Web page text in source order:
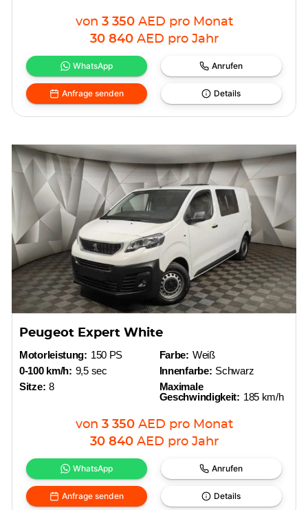
von 3 350 AED pro Monat
30 840 AED pro Jahr
WhatsApp Anrufen
Anfrage senden Details
Peugeot Expert White
Motorleistung: 150 PS
0-100 km/h: 9,5 sec
Sitze: 8
Farbe: Weiß
Innenfarbe: Schwarz
Maximale
Geschwindigkeit: 185 km/h
von 3 350 AED pro Monat
30 840 AED pro Jahr
WhatsApp Anrufen
Anfrage senden Details